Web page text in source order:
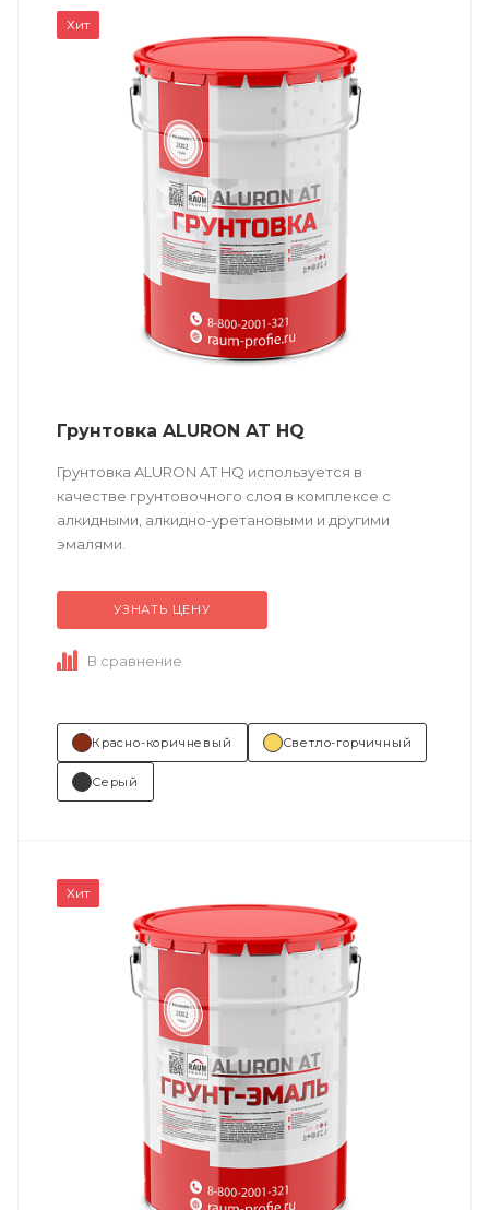
Хит
Грунтовка ALURON AT HQ
Грунтовка ALURON AT HQ используется в
качестве грунтовочного слоя в комплексе с
алкидными, алкидно-уретановыми и другими
эмалями.
Техническое описание
Состав (тип связующего):
УЗНАТЬ ЦЕНУ
В сравнение
Красно-коричневый Светло-горчичный
Серый
Хит